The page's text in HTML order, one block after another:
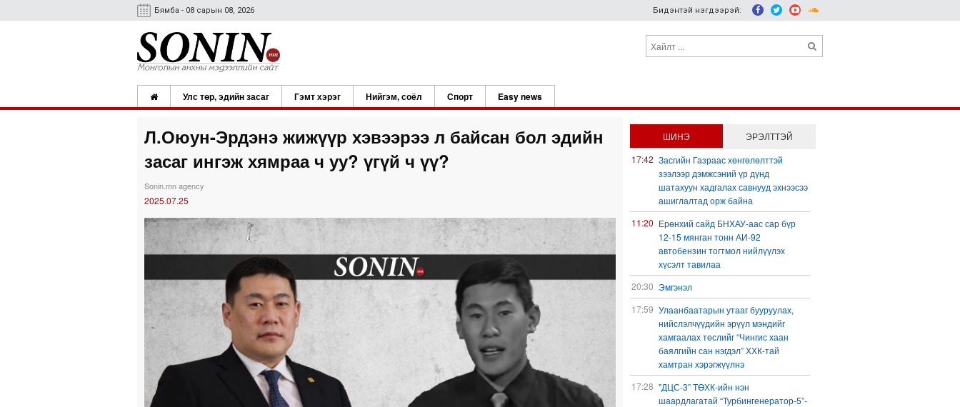
Бямба - 08 сарын 08, 2026 Бидэнтэй нэгдээрэй:
Улс төр, эдийн засаг Гэмт хэрэг Нийгэм, соёл Спорт Easy news
Л.Оюун-Эрдэнэ жижүүр хэвээрээ л байсан бол эдийн
засаг ингэж хямраа ч уу? үгүй ч үү?
Sonin.mn agency
2025.07.25
ШИНЭ
ЭРЭЛТТЭЙ
17:42 Засгийн Газраас хөнгөлөлттэй
зээлээр дэмжсэний үр дүнд
шатахуун хадгалах савнууд эхнээсээ
ашиглалтад орж байна
11:20 Ерөнхий сайд БНХАУ-аас сар бүр
12-15 мянган тонн АИ-92
автобензин тогтмол нийлүүлэх
хүсэлт тавилаа
20:30 Эмгэнэл
17:59 Улаанбаатарын утааг бууруулах,
нийслэлчүүдийн эрүүл мэндийг
хамгаалах төслийг “Чингис хаан
баялгийн сан нэгдэл” ХХК-тай
хамтран хэрэгжүүлнэ
17:28 "ДЦС-3” ТӨХК-ийн нэн
шаардлагатай “Турбингенератор-5”-